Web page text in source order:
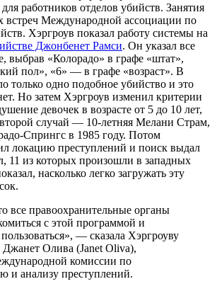
работников отделов убийств. Занятия
встреч Международной ассоциации по
Хэргроув показал работу системы на
Джонбенет Рамси. Он указал все
выбрав «Колорадо» в графе «штат»,
пол», «6» — в графе «возраст». В
только одно подобное убийство и это
Но затем Хэргроув изменил критерии
девочек в возрасте от 5 до 10 лет,
случай — 10-летняя Мелани Страм,
Спрингс в 1985 году. Потом
локацию преступлений и поиск выдал
11 из которых произошли в западных
насколько легко загружать эту
все правоохранительные органы
с этой программой и
— сказала Хэргроуву
Джанет Олива (Janet Oliva),
комиссии по
и анализу преступлений.